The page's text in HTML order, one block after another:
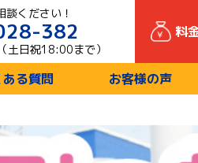
談ください！
382
日祝18:00まで）
料
ある質問 お客様の声